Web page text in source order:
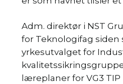
Adm. direktør i NST
for Teknologifag siden
yrkesutvalget for
læreplaner for VG3